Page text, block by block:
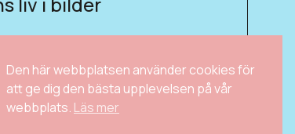
Den här webbplatsen använder cookies för
att ge dig den bästa upplevelsen på vår
webbplats. Läs mer